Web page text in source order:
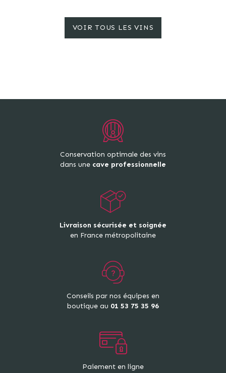
VOIR TOUS LES VINS
Conservation optimale des vins
dans une cave professionnelle
Livraison sécurisée et soignée
en France métropolitaine
Conseils par nos équipes en
boutique au 01 53 75 35 96
Paiement en ligne